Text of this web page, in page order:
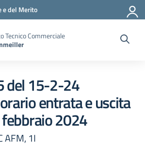
e del Merito
Tecnico Commerciale
del 15-2-24
entrata e uscita
2024
AFM, 1I